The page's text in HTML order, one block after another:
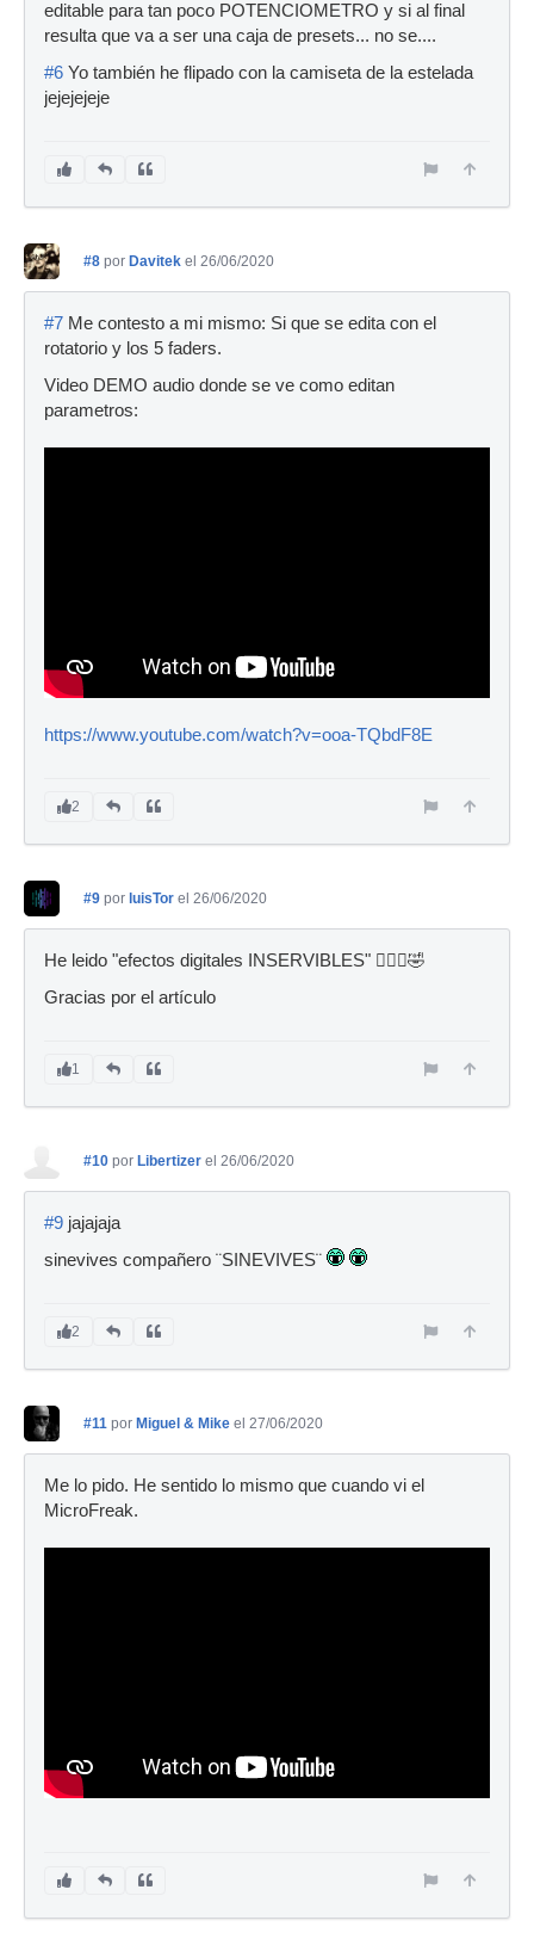
editable para tan poco POTENCIOMETRO y si al final
resulta que va a ser una caja de presets... no se....
#6 Yo también he flipado con la camiseta de la estelada
jejejejeje
#8 por Davitek el 26/06/2020
#7 Me contesto a mi mismo: Si que se edita con el
rotatorio y los 5 faders.
Video DEMO audio donde se ve como editan
parametros:
https://www.youtube.com/watch?v=ooa-TQbdF8E
2
#9 por luisTor el 26/06/2020
He leido "efectos digitales INSERVIBLES" 🤦🏻‍♂️🤣
Gracias por el artículo
1
#10 por Libertizer el 26/06/2020
#9 jajajaja
sinevives compañero ¨SINEVIVES¨
2
#11 por Miguel & Mike el 27/06/2020
Me lo pido. He sentido lo mismo que cuando vi el
MicroFreak.